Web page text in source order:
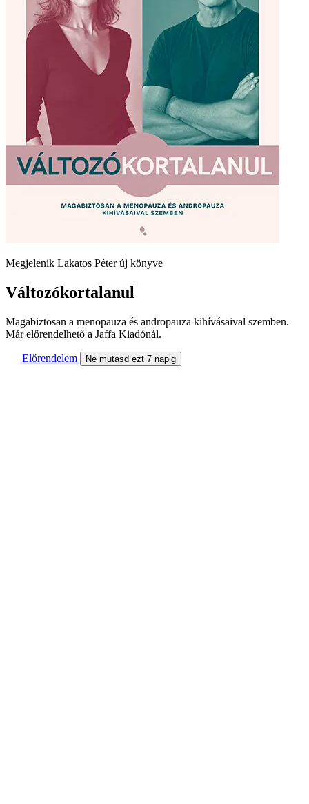
Megjelenik Lakatos Péter új könyve
Változókortalanul
Magabiztosan a menopauza és andropauza kihívásaival szemben.
Már előrendelhető a Jaffa Kiadónál.
Előrendelem Ne mutasd ezt 7 napig